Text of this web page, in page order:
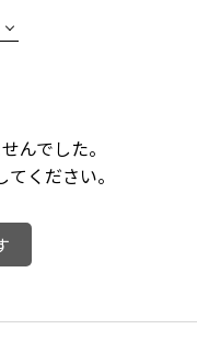
んでした。
ください。